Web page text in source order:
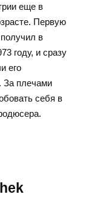
еще в
Первую
в
году, и сразу
его
За плечами
себя в